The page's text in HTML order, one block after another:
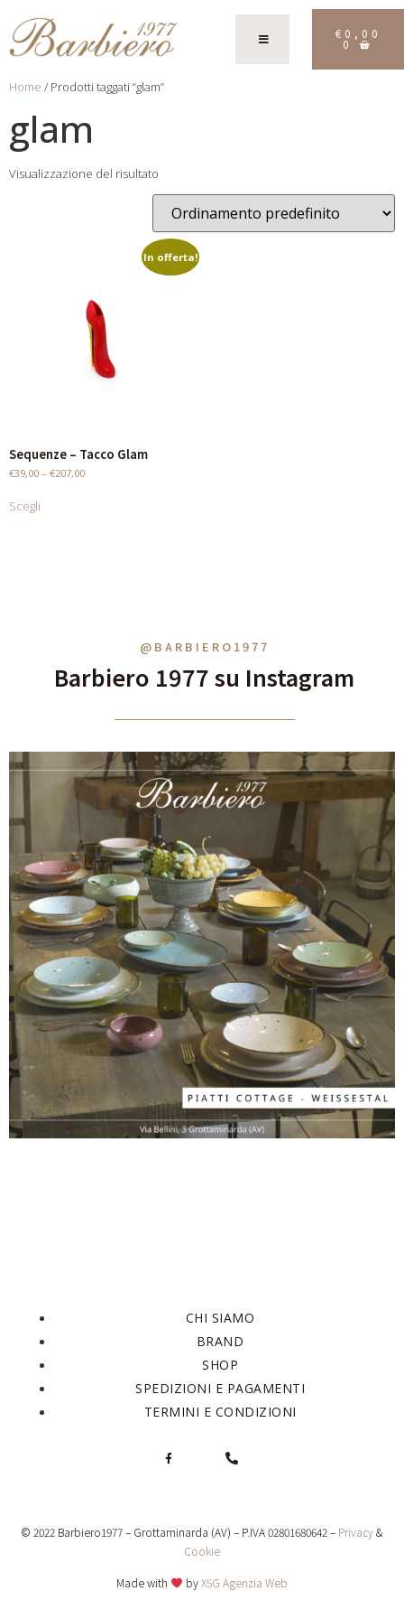
€ 0,00
0
Home / Prodotti taggati “glam”
glam
Visualizzazione del risultato
In offerta!
Sequenze – Tacco Glam
€39,00 – €207,00
Scegli
@BARBIERO1977
Barbiero 1977 su Instagram
CHI SIAMO
BRAND
SHOP
SPEDIZIONI E PAGAMENTI
TERMINI E CONDIZIONI
© 2022 Barbiero1977 – Grottaminarda (AV) – P.IVA 02801680642 – Privacy&
Cookie
Made with byX5G Agenzia Web